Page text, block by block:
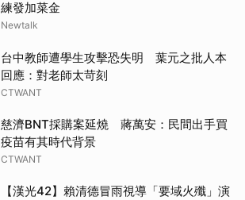
練發加菜金
Newtalk
台中教師遭學生攻擊恐失明 葉元之批人本
回應：對老師太苛刻
CTWANT
慈濟BNT採購案延燒 蔣萬安：民間出手買
疫苗有其時代背景
CTWANT
【漢光42】賴清德冒雨視導「要域火殲」演